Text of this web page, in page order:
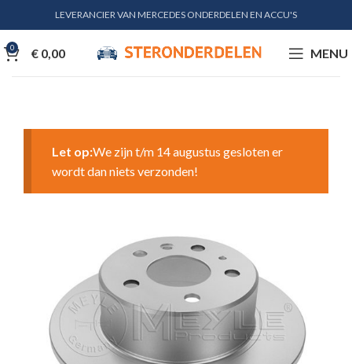
LEVERANCIER VAN MERCEDES ONDERDELEN EN ACCU'S
0 € 0,00 MENU
Let op:We zijn t/m 14 augustus gesloten er
wordt dan niets verzonden!